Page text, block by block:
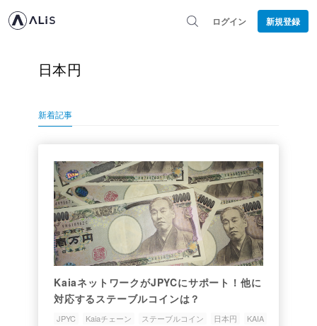
ログイン 新規登録
日本円
新着記事
KaiaネットワークがJPYCにサポート！他に
対応するステーブルコインは？
JPYC Kaiaチェーン ステーブルコイン 日本円 KAIA